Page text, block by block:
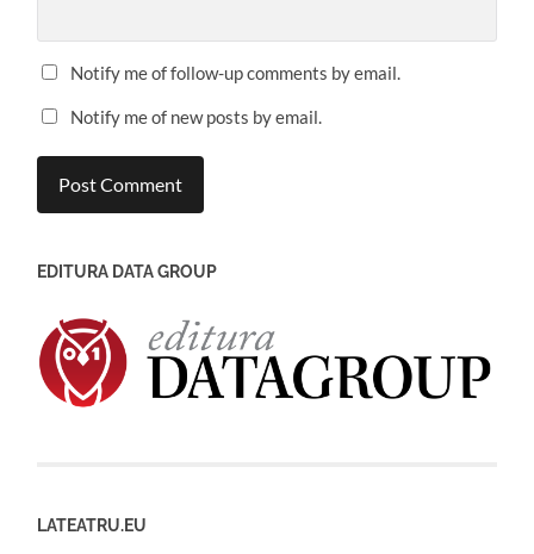
Notify me of follow-up comments by email.
Notify me of new posts by email.
EDITURA DATA GROUP
LATEATRU.EU